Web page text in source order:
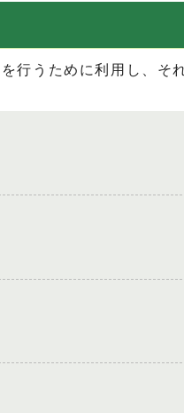
行うために利用し、そ